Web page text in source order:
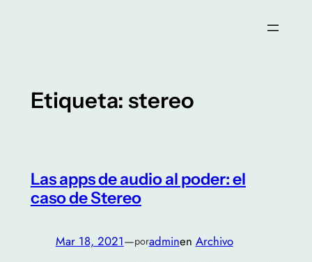
Etiqueta: stereo
Las apps de audio al poder: el
caso de Stereo
Mar 18, 2021—poradminen Archivo